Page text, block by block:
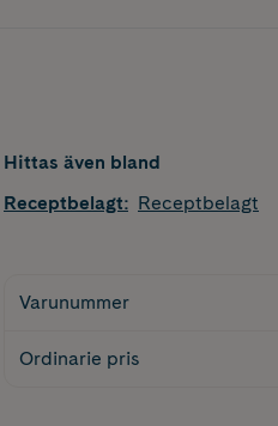
Hittas även bland
Receptbelagt: Receptbelagt
Varunummer
Ordinarie pris